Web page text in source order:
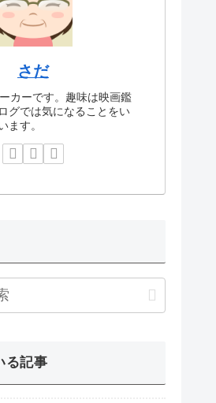
さだ
カーです。趣味は映画鑑
グでは気になることをい
ます。
る記事